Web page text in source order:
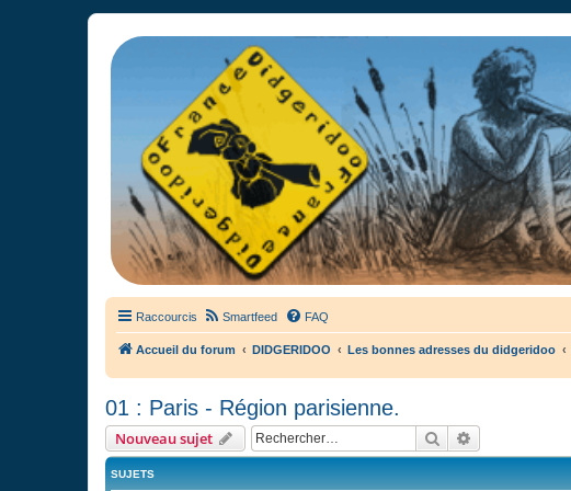
France Didgeridoo
Didgeridoo et Guimbarde sur France Didgeridoo - retrouvez la communauté.
Raccourcis Smartfeed FAQ
Accueil du forum DIDGERIDOO Les bonnes adresses du didgeridoo
01 : Paris - Région parisienne.
Nouveau sujet Rechercher
SUJETS